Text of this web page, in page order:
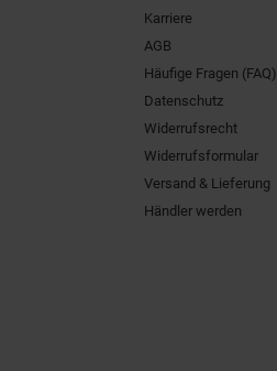
Karriere
AGB
Häufige Fragen (FAQ)
Datenschutz
Widerrufsrecht
Widerrufsformular
Versand & Lieferung
Händler werden